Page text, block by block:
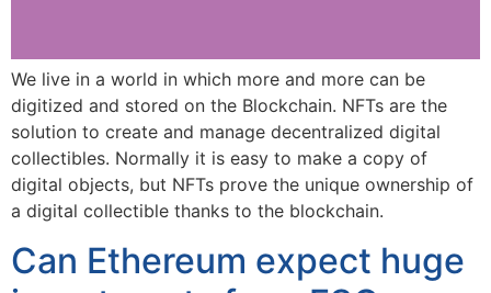
We live in a world in which more and more can be
digitized and stored on the Blockchain. NFTs are the
solution to create and manage decentralized digital
collectibles. Normally it is easy to make a copy of
digital objects, but NFTs prove the unique ownership of
a digital collectible thanks to the blockchain.
Can Ethereum expect huge